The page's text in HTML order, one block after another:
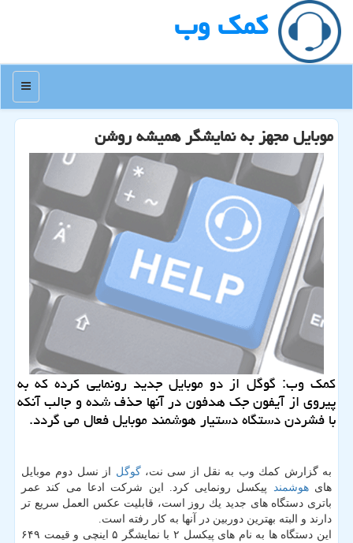
كمك وب
منو
موبایل مجهز به نمایشگر همیشه روشن
كمك وب: گوگل از دو موبایل جدید رونمایی كرده كه به
پیروی از آیفون جك هدفون در آنها حذف شده و جالب آنكه
با فشردن دستگاه دستیار هوشمند موبایل فعال می گردد.
به گزارش كمك وب به نقل از سی نت،گوگل از نسل دوم موبایل
هایهوشمند
پیكسل رونمایی كرد. این شركت ادعا می كند عمر
باتری دستگاه های جدید یك روز است، قابلیت عكس العمل سریع تر
دارند و البته بهترین دوربین در آنها به كار رفته است.
این دستگاه ها به نام های پیكسل ۲ با نمایشگر ۵ اینچی و قیمت ۶۴۹